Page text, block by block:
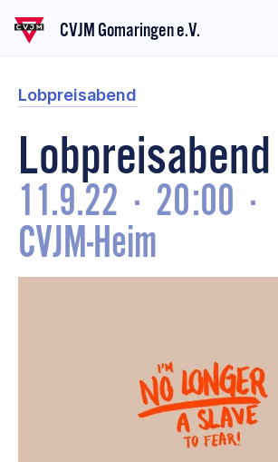
CVJM Gomaringen e.V.
Lobpreisabend
Lobpreisabend
11.9.22 · 20:00 ·
CVJM-Heim